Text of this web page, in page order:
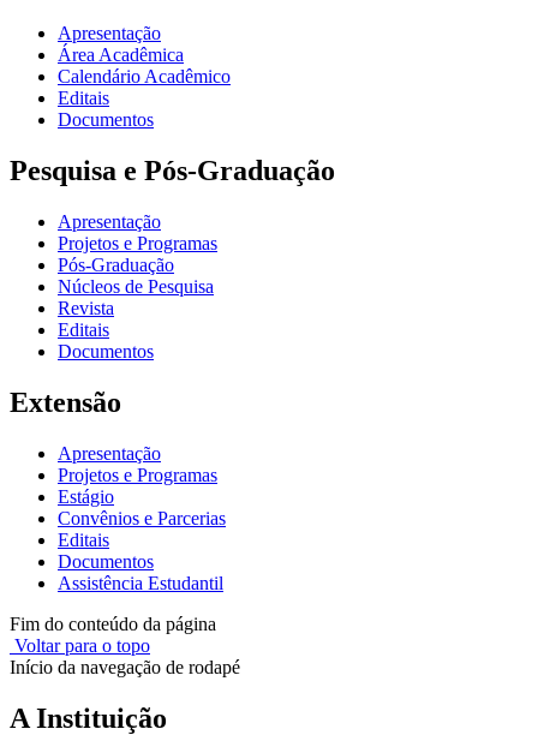
Apresentação
Área Acadêmica
Calendário Acadêmico
Editais
Documentos
Pesquisa e Pós-Graduação
Apresentação
Projetos e Programas
Pós-Graduação
Núcleos de Pesquisa
Revista
Editais
Documentos
Extensão
Apresentação
Projetos e Programas
Estágio
Convênios e Parcerias
Editais
Documentos
Assistência Estudantil
Fim do conteúdo da página
Voltar para o topo
Início da navegação de rodapé
A Instituição